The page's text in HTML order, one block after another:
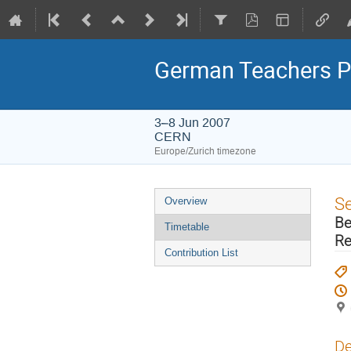
German Teachers
3–8 Jun 2007
CERN
Europe/Zurich timezone
Event
menu
Overview
Timetable
Contribution List